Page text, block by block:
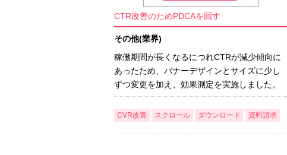
CTR改善のためPDCAを回す
その他(業界)
稼働期間が長くなるにつれCTRが減少傾向に
あったため、バナーデザインとサイズに少し
ずつ変更を加え、効果測定を実施しました。
CVR改善 スクロール ダウンロード 資料請求